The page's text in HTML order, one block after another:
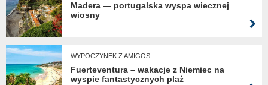
Madera — portugalska wyspa wiecznej
wiosny
WYPOCZYNEK Z AMIGOS
Fuerteventura – wakacje z Niemiec na
wyspie fantastycznych plaż